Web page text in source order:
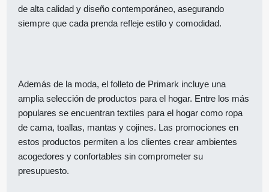
de alta calidad y diseño contemporáneo, asegurando
siempre que cada prenda refleje estilo y comodidad.
Además de la moda, el folleto de Primark incluye una
amplia selección de productos para el hogar. Entre los más
populares se encuentran textiles para el hogar como ropa
de cama, toallas, mantas y cojines. Las promociones en
estos productos permiten a los clientes crear ambientes
acogedores y confortables sin comprometer su
presupuesto.